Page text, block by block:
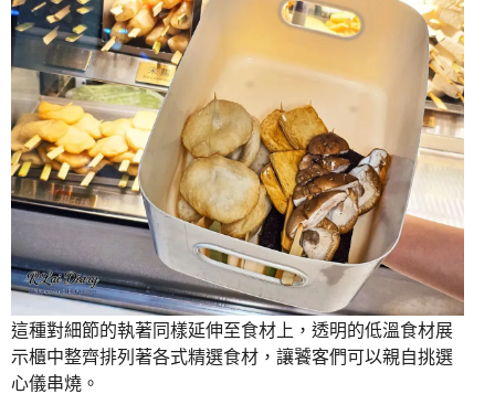
這種對細節的執著同樣延伸至食材上，透明的低溫食材展
示櫃中整齊排列著各式精選食材，讓饕客們可以親自挑選
心儀串燒。